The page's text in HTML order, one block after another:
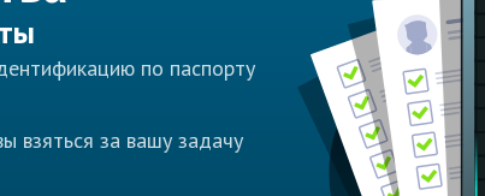
по паспорту
взяться за вашу задачу